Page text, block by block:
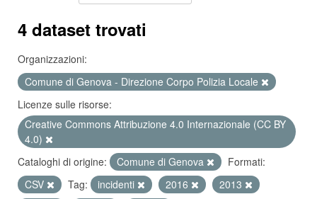
4 dataset trovati
Organizzazioni:
Comune di Genova - Direzione Corpo Polizia Locale
Licenze sulle risorse:
Creative Commons Attribuzione 4.0 Internazionale (CC BY
4.0)
Cataloghi di origine:
Comune di Genova
Formati:
CSV
Tag: incidenti 2016
2013